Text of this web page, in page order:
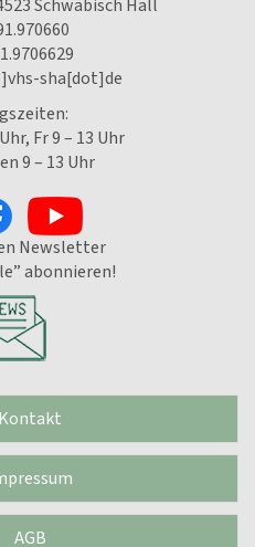
Schwäbisch Hall
sha[dot]de
Fr 9 – 13 Uhr
9 – 13 Uhr
Newsletter
abonnieren!
Kontakt
AGB